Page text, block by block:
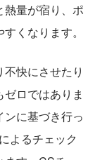
量が宿り、ポ
くなります。
快にさせたり
ロではありま
に基づき行っ
よるチェック